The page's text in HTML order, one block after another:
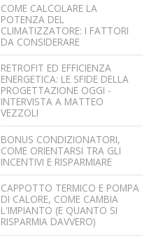
COME CALCOLARE LA
POTENZA DEL
CLIMATIZZATORE: I FATTORI
DA CONSIDERARE
RETROFIT ED EFFICIENZA
ENERGETICA: LE SFIDE DELLA
PROGETTAZIONE OGGI -
INTERVISTA A MATTEO
VEZZOLI
BONUS CONDIZIONATORI,
COME ORIENTARSI TRA GLI
INCENTIVI E RISPARMIARE
CAPPOTTO TERMICO E POMPA
DI CALORE, COME CAMBIA
L'IMPIANTO (E QUANTO SI
RISPARMIA DAVVERO)